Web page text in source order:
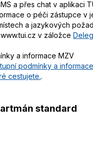
a přes chat v aplikaci
o péči zástupce v
a jazykových
v záložce
a informace MZV
podmínky a
cestujete..
standard